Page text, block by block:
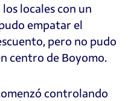
locales con un
empatar el
pero no pudo
centro de Boyomo.
controlando